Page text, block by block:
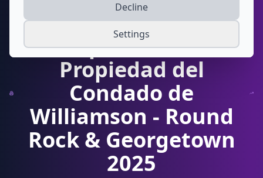
Calculadora de
Impuestos de
Propiedad del
Condado de
Williamson - Round
Rock & Georgetown
2025
Decline
Settings